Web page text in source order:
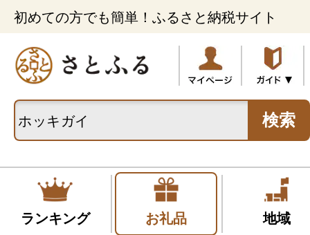
初めての方でも簡単！ふるさと納税サイト
検索
ランキング お礼品 地域